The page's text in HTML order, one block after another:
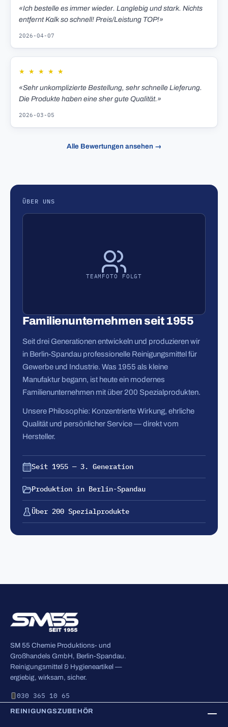
«Ich bestelle es immer wieder. Langlebig und stark. Nichts
entfernt Kalk so schnell! Preis/Leistung TOP!»
2026-04-07
★ ★ ★ ★ ★
«Sehr unkomplizierte Bestellung, sehr schnelle Lieferung.
Die Produkte haben eine sher gute Qualität.»
2026-03-05
Alle Bewertungen ansehen →
ÜBER UNS
TEAMFOTO FOLGT
Familienunternehmen seit 1955
Seit drei Generationen entwickeln und produzieren wir
in Berlin-Spandau professionelle Reinigungsmittel für
Gewerbe und Industrie. Was 1955 als kleine
Manufaktur begann, ist heute ein modernes
Familienunternehmen mit über 200 Spezialprodukten.
Unsere Philosophie: Konzentrierte Wirkung, ehrliche
Qualität und persönlicher Service — direkt vom
Hersteller.
Seit 1955 — 3. Generation
Produktion in Berlin-Spandau
Über 200 Spezialprodukte
SM 55 Chemie Produktions- und
Großhandels GmbH, Berlin-Spandau.
Reinigungsmittel & Hygieneartikel —
ergiebig, wirksam, sicher.
030 365 10 65
REINIGUNGSZUBEHÖR